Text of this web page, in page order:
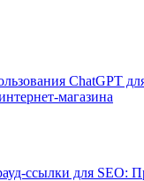
ChatGPT
магазина
ссылки для SEO: